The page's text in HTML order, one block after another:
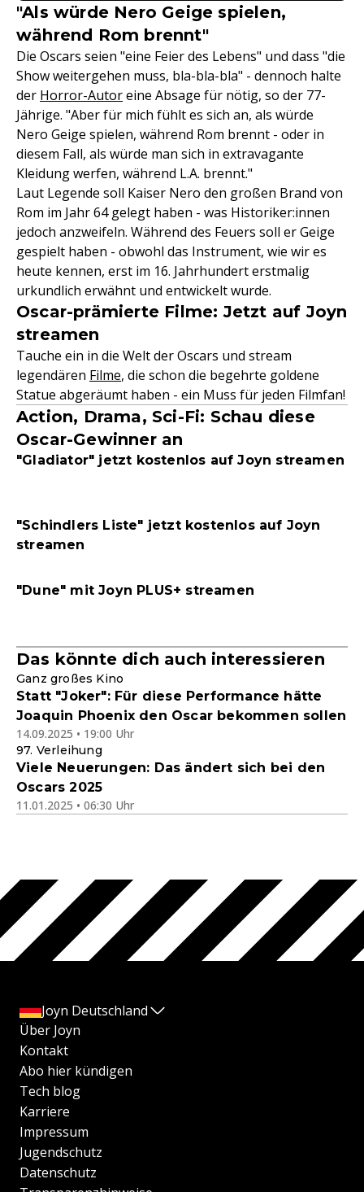
"Als würde Nero Geige spielen,
während Rom brennt"
Die Oscars seien "eine Feier des Lebens" und dass "die
Show weitergehen muss, bla-bla-bla" - dennoch halte
der Horror-Autoreine Absage für nötig, so der 77-
Jährige. "Aber für mich fühlt es sich an, als würde
Nero Geige spielen, während Rom brennt - oder in
diesem Fall, als würde man sich in extravagante
Kleidung werfen, während L.A. brennt."
Laut Legende soll Kaiser Nero den großen Brand von
Rom im Jahr 64 gelegt haben - was Historiker:innen
jedoch anzweifeln. Während des Feuers soll er Geige
gespielt haben - obwohl das Instrument, wie wir es
heute kennen, erst im 16. Jahrhundert erstmalig
urkundlich erwähnt und entwickelt wurde.
Oscar-prämierte Filme: Jetzt auf Joyn
streamen
Tauche ein in die Welt der Oscars und stream
legendären Filme, die schon die begehrte goldene
Statue abgeräumt haben - ein Muss für jeden Filmfan!
Action, Drama, Sci-Fi: Schau diese
Oscar-Gewinner an
"Gladiator" jetzt kostenlos auf Joyn streamen
"Schindlers Liste" jetzt kostenlos auf Joyn
streamen
"Dune" mit Joyn PLUS+ streamen
Das könnte dich auch interessieren
Ganz großes Kino
Statt "Joker": Für diese Performance hätte
Joaquin Phoenix den Oscar bekommen sollen
14.09.2025 • 19:00 Uhr
97. Verleihung
Viele Neuerungen: Das ändert sich bei den
Oscars 2025
11.01.2025 • 06:30 Uhr
Joyn Deutschland
Über Joyn
Kontakt
Abo hier kündigen
Tech blog
Karriere
Impressum
Jugendschutz
Datenschutz